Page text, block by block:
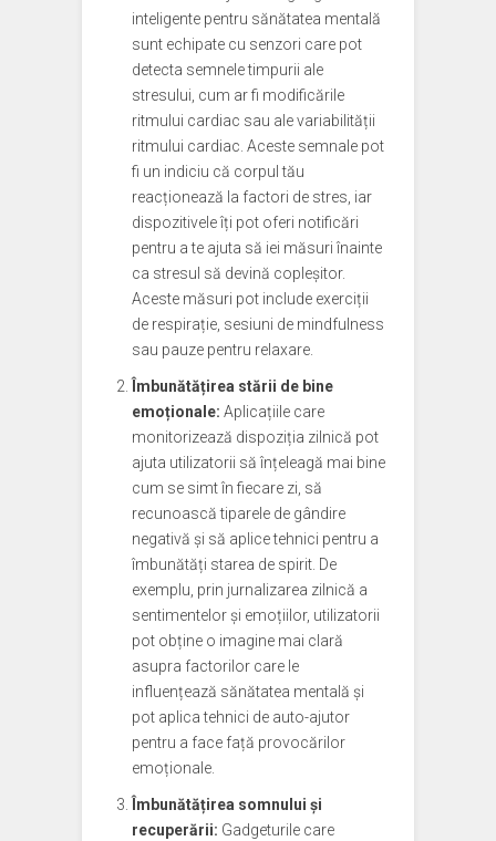
inteligente pentru sănătatea mentală
sunt echipate cu senzori care pot
detecta semnele timpurii ale
stresului, cum ar fi modificările
ritmului cardiac sau ale variabilității
ritmului cardiac. Aceste semnale pot
fi un indiciu că corpul tău
reacționează la factori de stres, iar
dispozitivele îți pot oferi notificări
pentru a te ajuta să iei măsuri înainte
ca stresul să devină copleșitor.
Aceste măsuri pot include exerciții
de respirație, sesiuni de mindfulness
sau pauze pentru relaxare.
Îmbunătățirea stării de bine
emoționale: Aplicațiile care
monitorizează dispoziția zilnică pot
ajuta utilizatorii să înțeleagă mai bine
cum se simt în fiecare zi, să
recunoască tiparele de gândire
negativă și să aplice tehnici pentru a
îmbunătăți starea de spirit. De
exemplu, prin jurnalizarea zilnică a
sentimentelor și emoțiilor, utilizatorii
pot obține o imagine mai clară
asupra factorilor care le
influențează sănătatea mentală și
pot aplica tehnici de auto-ajutor
pentru a face față provocărilor
emoționale.
Îmbunătățirea somnului și
recuperării: Gadgeturile care